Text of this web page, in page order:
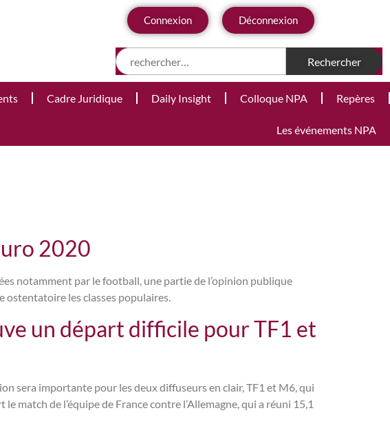
Connexion Déconnexion
Cadre Juridique Daily Insight Colloque NPA Repères
Les événements NPA
2020
notamment par le football, une partie de l’opinion publique
ostentatoire les classes populaires.
un départ difficile pour TF1 et
sera importante pour les deux diffuseurs en clair, TF1 et M6, qui
match de l’équipe de France contre l’Allemagne, qui a réuni 15,1